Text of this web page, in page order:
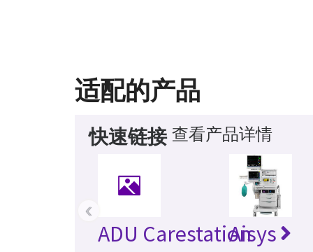
适配的产品
快速链接 查看产品详情
ADU CarestationAisys
‹